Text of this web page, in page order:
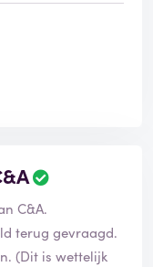
C&A.
terug gevraagd.
(Dit is wettelijk